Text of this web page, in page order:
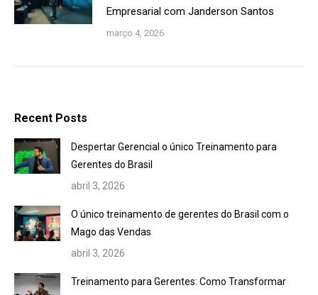
Empresarial com Janderson Santos
março 4, 2026
Recent Posts
Despertar Gerencial o único Treinamento para
Gerentes do Brasil
abril 3, 2026
O único treinamento de gerentes do Brasil com o
Mago das Vendas
abril 3, 2026
Treinamento para Gerentes: Como Transformar